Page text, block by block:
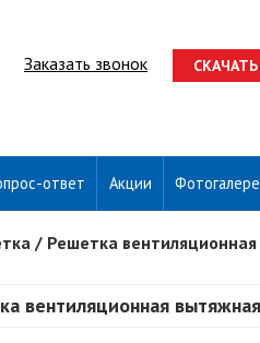
Заказать звонок
ответ Акции
/ Решетка
вентиляционная